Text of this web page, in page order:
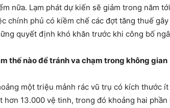
nữa. Lạm phát dự kiến sẽ giảm trong năm
chính phủ có kiềm chế các đợt tăng thuế
quyết định khó khăn trước khi công bố
thế nào để tránh va chạm trong không gian
một triệu mảnh rác vũ trụ có kích thước
hơn 13.000 vệ tinh, trong đó khoảng hai